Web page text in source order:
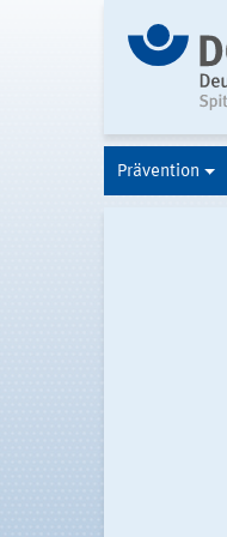
Prävention